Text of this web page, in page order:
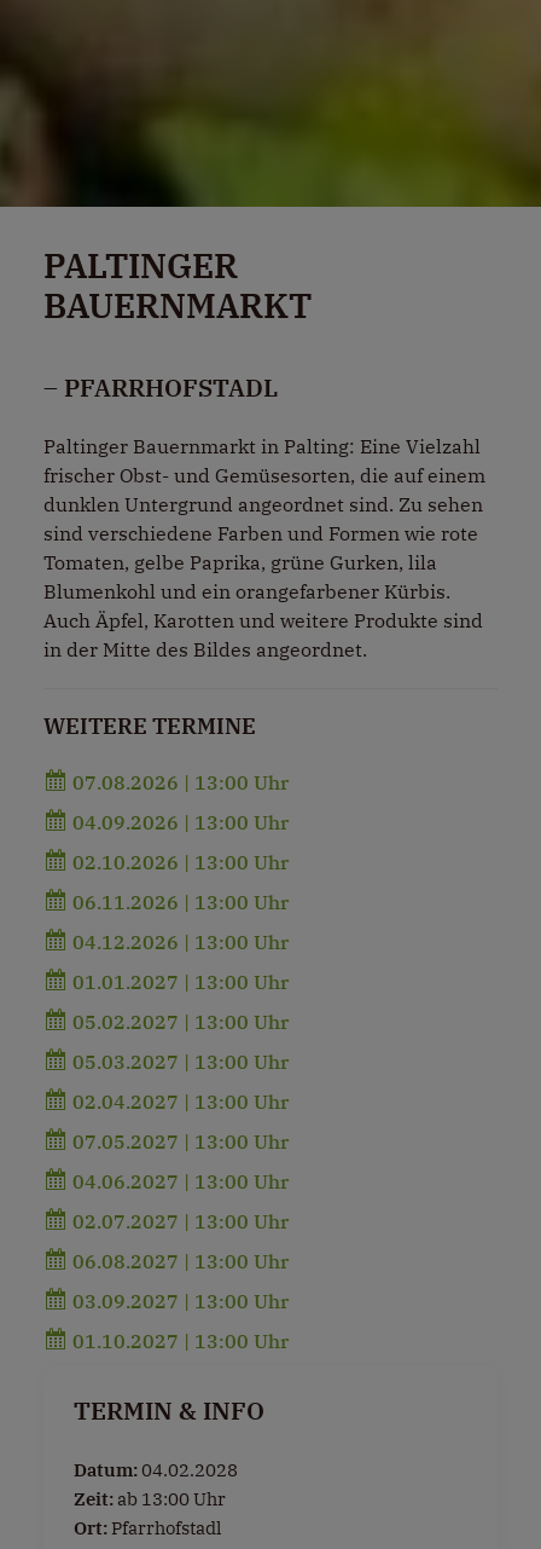
PALTINGER
BAUERNMARKT
– PFARRHOFSTADL
Paltinger Bauernmarkt in Palting: Eine Vielzahl
frischer Obst- und Gemüsesorten, die auf einem
dunklen Untergrund angeordnet sind. Zu sehen
sind verschiedene Farben und Formen wie rote
Tomaten, gelbe Paprika, grüne Gurken, lila
Blumenkohl und ein orangefarbener Kürbis.
Auch Äpfel, Karotten und weitere Produkte sind
in der Mitte des Bildes angeordnet.
WEITERE TERMINE
07.08.2026 | 13:00 Uhr
04.09.2026 | 13:00 Uhr
02.10.2026 | 13:00 Uhr
06.11.2026 | 13:00 Uhr
04.12.2026 | 13:00 Uhr
01.01.2027 | 13:00 Uhr
05.02.2027 | 13:00 Uhr
05.03.2027 | 13:00 Uhr
02.04.2027 | 13:00 Uhr
07.05.2027 | 13:00 Uhr
04.06.2027 | 13:00 Uhr
02.07.2027 | 13:00 Uhr
06.08.2027 | 13:00 Uhr
03.09.2027 | 13:00 Uhr
01.10.2027 | 13:00 Uhr
TERMIN & INFO
Datum:04.02.2028
Zeit: ab 13:00 Uhr
Ort: Pfarrhofstadl